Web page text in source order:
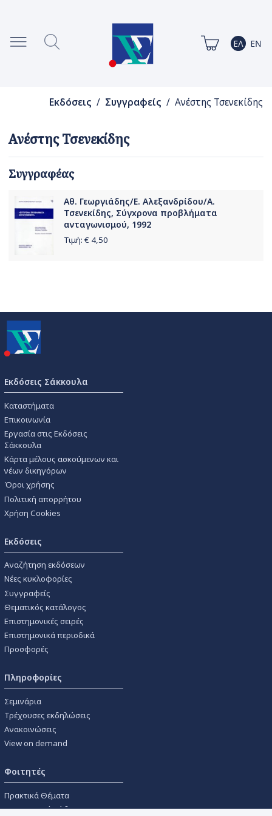
Εκδόσεις / Συγγραφείς / Ανέστης Τσενεκίδης
Ανέστης Τσενεκίδης
Συγγραφέας
Αθ. Γεωργιάδης/Ε. Αλεξανδρίδου/Α.
Τσενεκίδης, Σύγxρονα προβλήματα
ανταγωνισμού, 1992
Τιμή: € 4,50
Εκδόσεις Σάκκουλα
Καταστήματα
Επικοινωνία
Εργασία στις Εκδόσεις
Σάκκουλα
Κάρτα μέλους ασκούμενων και
νέων δικηγόρων
Όροι χρήσης
Πολιτική απορρήτου
Χρήση Cookies
Εκδόσεις
Αναζήτηση εκδόσεων
Νέες κυκλοφορίες
Συγγραφείς
Θεματικός κατάλογος
Επιστημονικές σειρές
Επιστημονικά περιοδικά
Προσφορές
Πληροφορίες
Σεμινάρια
Τρέχουσες εκδηλώσεις
Ανακοινώσεις
View on demand
Φοιτητές
Πρακτικά Θέματα
Οικονομικοί Κώδικες